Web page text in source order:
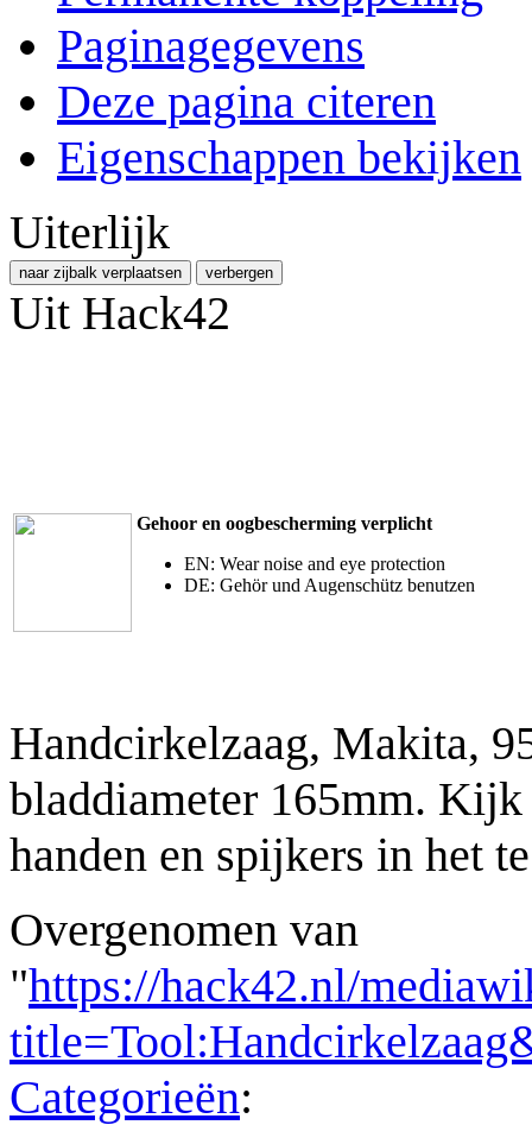
Paginagegevens
Deze pagina citeren
Eigenschappen bekijken
Uiterlijk
naar zijbalk verplaatsen verbergen
Uit Hack42
Gehoor en oogbescherming verplicht
EN: Wear noise and eye protection
DE: Gehör und Augenschütz benutzen
Handcirkelzaag, Makita,
bladdiameter 165mm.
handen en spijkers in het
Overgenomen van
"https://hack42.nl/
Categorieën: